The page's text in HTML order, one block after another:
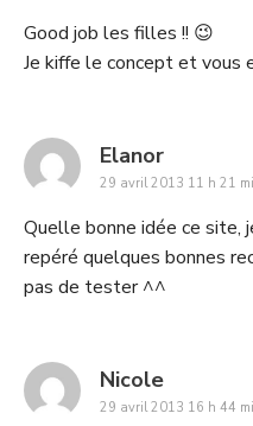
Good job les filles !! 😉
Je kiffe le concept et vous
Elanorsays:
29 avril 2013 11 h 21
Quelle bonne idée ce site,
repéré quelques bonnes
pas de tester ^^
Nicolesays:
29 avril 2013 16 h 44